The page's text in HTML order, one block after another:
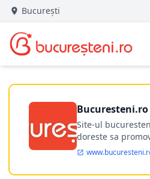
București
Bucuresteni.ro
publicitate
Site-ul
doreste sa
Bucuresti si nu
dispozitia
performanta